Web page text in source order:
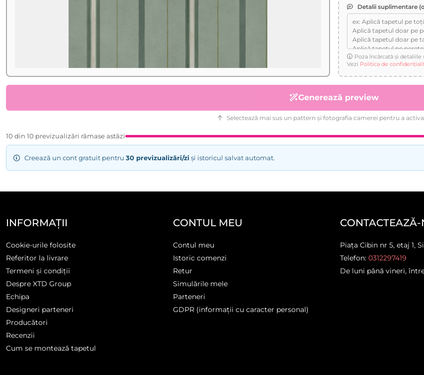
Detalii suplimentare
Poza încărcată și detaliile
Vezi Politica de
Generează preview
Selectează mai sus un pattern și fotografia camerei pentru a
10 din 10 previzualizări rămase astăzi
Creează un cont gratuit pentru 30 previzualizări/zi și istoricul salvat automat.
INFORMAȚII
Cookie-urile folosite
Referitor la livrare
Termeni și condiții
Despre XTD Group
Echipa
Designeri parteneri
Producători
Recenzii
Cum se montează tapetul
CONTUL MEU
Contul meu
Istoric comenzi
Retur
Simulările mele
Parteneri
GDPR (informații cu caracter personal)
CONTACTEAZĂ-
Piața Cibin nr 5, etaj 1,
Telefon: 0312297419
De luni până vineri,